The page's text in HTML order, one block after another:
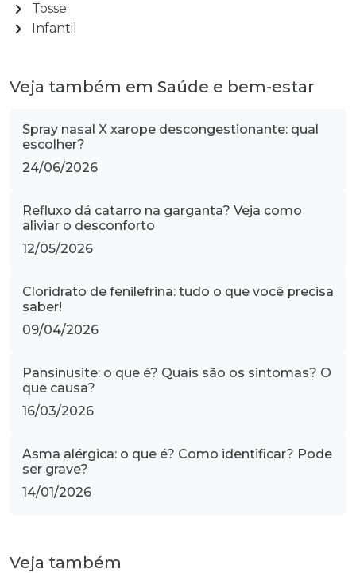
chevron_right Tosse
chevron_right Infantil
Veja também em Saúde e bem-estar
Spray nasal X xarope descongestionante: qual
escolher?
24/06/2026
Refluxo dá catarro na garganta? Veja como
aliviar o desconforto
12/05/2026
Cloridrato de fenilefrina: tudo o que você precisa
saber!
09/04/2026
Pansinusite: o que é? Quais são os sintomas? O
que causa?
16/03/2026
Asma alérgica: o que é? Como identificar? Pode
ser grave?
14/01/2026
Veja também